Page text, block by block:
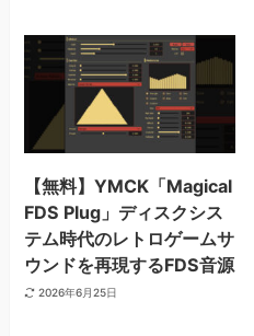
【無料】YMCK「Magical
FDS Plug」ディスクシス
テム時代のレトロゲームサ
ウンドを再現するFDS音源
2026年6月25日